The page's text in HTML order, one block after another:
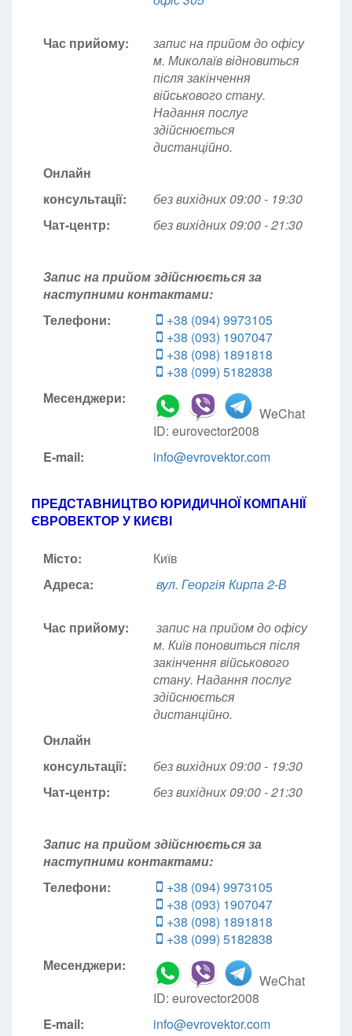
Час прийому:
запис на прийом до офісу
м. Миколаїв відновиться
після закінчення
військового стану.
Надання послуг
здійснюється
дистанційно.
Онлайн
консультації:
без вихідних 09:00 - 19:30
Чат-центр:
без вихідних 09:00 - 21:30
Запис на прийом здійснюється за
наступними контактами:
Телефони:
+38 (094) 9973105
+38 (093) 1907047
+38 (098) 1891818
+38 (099) 5182838
Месенджери:
WeChat
ID: eurovector2008
E-mail:
info@evrovektor.com
ПРЕДСТАВНИЦТВО ЮРИДИЧНОЇ КОМПАНІЇ
ЄВРОВЕКТОР У КИЄВІ
Місто:
Київ
Адреса:
вул. Георгія Кирпа 2-В
Час прийому:
запис на прийом до офісу
м. Київ поновиться після
закінчення військового
стану. Надання послуг
здійснюється
дистанційно.
Онлайн
консультації:
без вихідних 09:00 - 19:30
Чат-центр:
без вихідних 09:00 - 21:30
Запис на прийом здійснюється за
наступними контактами:
Телефони:
+38 (094) 9973105
+38 (093) 1907047
+38 (098) 1891818
+38 (099) 5182838
Месенджери:
WeChat
ID: eurovector2008
E-mail:
info@evrovektor.com